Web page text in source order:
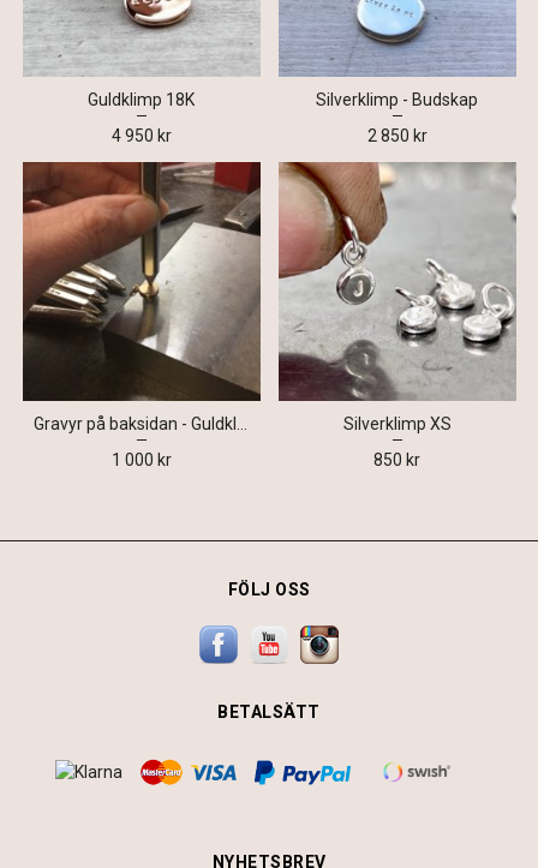
Guldklimp 18K
4 950 kr
Silverklimp - Budskap
2 850 kr
1 000 kr
Silverklimp XS
850 kr
BETALSÄTT
FÖLJ OSS
NYHETSBREV